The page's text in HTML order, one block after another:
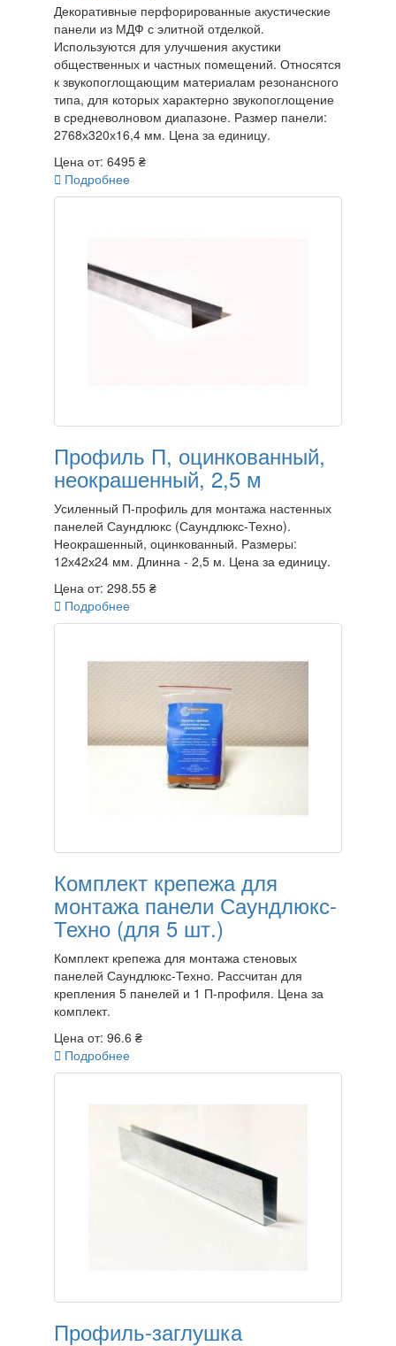
Декоративные перфорированные акустические
панели из МДФ с элитной отделкой.
Используются для улучшения акустики
общественных и частных помещений. Относятся
к звукопоглощающим материалам резонансного
типа, для которых характерно звукопоглощение
в средневолновом диапазоне. Размер панели:
2768х320х16,4 мм. Цена за единицу.
Цена от: 6495 ₴
 Подробнее
Профиль П, оцинкованный,
неокрашенный, 2,5 м
Усиленный П-профиль для монтажа настенных
панелей Саундлюкс (Саундлюкс-Техно).
Неокрашенный, оцинкованный. Размеры:
12х42х24 мм. Длинна - 2,5 м. Цена за единицу.
Цена от: 298.55 ₴
 Подробнее
Комплект крепежа для
монтажа панели Саундлюкс-
Техно (для 5 шт.)
Комплект крепежа для монтажа стеновых
панелей Саундлюкс-Техно. Рассчитан для
крепления 5 панелей и 1 П-профиля. Цена за
комплект.
Цена от: 96.6 ₴
 Подробнее
Профиль-заглушка